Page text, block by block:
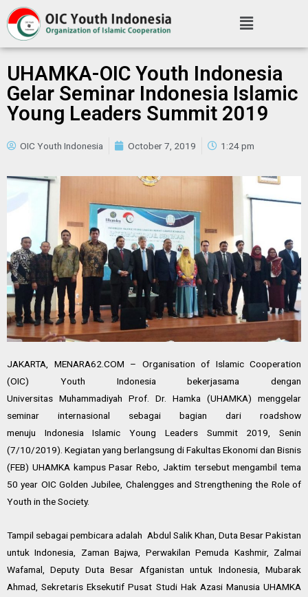
UHAMKA-OIC Youth Indonesia
Gelar Seminar Indonesia Islamic
Young Leaders Summit 2019
OIC Youth Indonesia October 7, 2019 1:24 pm
JAKARTA, MENARA62 .COM – Organisation of Islamic Cooperation
(OIC) Youth Indonesia bekerjasama dengan
Universitas Muhammadiyah Prof. Dr. Hamka (UHAMKA) menggelar
seminar internasional sebagai bagian dari roadshow
menuju Indonesia Islamic Young Leaders Summit 2019, Senin
(7/10/2019). Kegiatan yang berlangsung di Fakultas Ekonomi dan Bisnis
(FEB) UHAMKA kampus Pasar Rebo, Jaktim tersebut mengambil tema
50 year OIC Golden Jubilee, Chalengges and Strengthening the Role of
Youth in the Society.
Tampil sebagai pembicara adalah Abdul Salik Khan, Duta Besar Pakistan
untukIndonesia , Zaman Bajwa, Perwakilan Pemuda Kashmir, Zalmai
Wafamal, Deputy Duta Besar Afganistan untuk Indonesia , Mubarak
Ahmad, Sekretaris Eksekutif Pusat Studi Hak Azasi Manusia UHAMKA